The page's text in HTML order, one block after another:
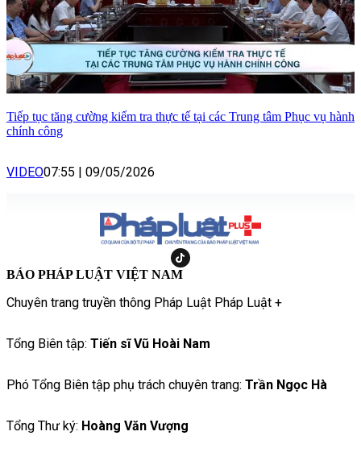
Tiếp tục tăng cường kiểm tra thực tế tại các Trung tâm Phục vụ hành
chính công
VIDEO07:55 09/05/2026
BÁO PHÁP LUẬT VIỆT NAM
Chuyên trang truyền thông Pháp Luật Pháp Luật +
Tổng Biên tập: Tiến sĩ Vũ Hoài Nam
Phó Tổng Biên tập phụ trách chuyên trang: Trần Ngọc Hà
Tổng Thư ký: Hoàng Văn Vượng